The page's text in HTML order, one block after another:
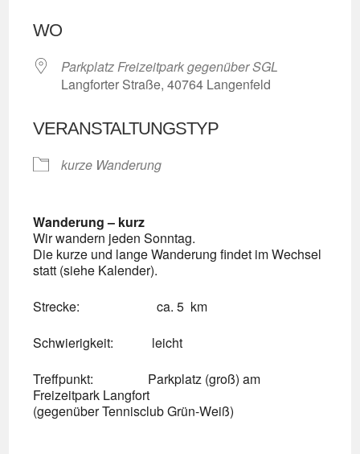
WO
Parkplatz Freizeitpark gegenüber SGL
Langforter Straße, 40764 Langenfeld
VERANSTALTUNGSTYP
kurze Wanderung
Wanderung – kurz
Wir wandern jeden Sonntag.
Die kurze und lange Wanderung findet im Wechsel
statt (siehe Kalender).
Strecke: ca. 5 km
Schwierigkeit: leicht
Treffpunkt: Parkplatz (groß) am
Freizeitpark Langfort
(gegenüber Tennisclub Grün-Weiß)